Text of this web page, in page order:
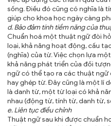
sống. Điều đó cũng có nghĩa là
giúp cho khoa học ngày càng
d. Bảo đảm tính tiềm năng của
Chuẩn hoá một thuật ngữ đòi
loại, khả năng hoạt động, cấu
(nghĩa) của từ. Việc chọn lựa
khả năng phát triển của đối
ngữ có thể tạo ra các thuật ngữ
hay ghép từ. Đây cũng là một lí
là danh từ, một từ loại có khả
nhau (động từ, tính từ, danh từ,
e. Liên tục điều chỉnh
Thuật ngữ sau khi được chuẩn